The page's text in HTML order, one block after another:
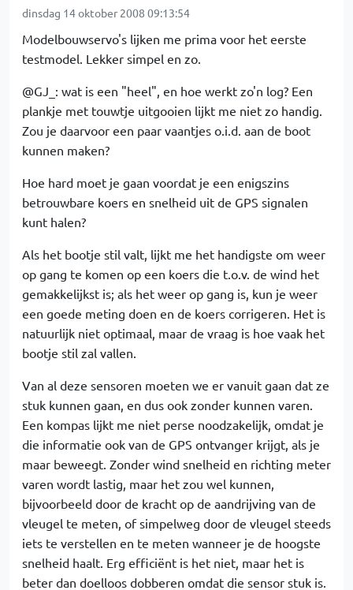
dinsdag 14 oktober 2008 09:13:54
Modelbouwservo's lijken me prima voor het eerste
testmodel. Lekker simpel en zo.
@GJ_: wat is een "heel", en hoe werkt zo'n log? Een
plankje met touwtje uitgooien lijkt me niet zo handig.
Zou je daarvoor een paar vaantjes o.i.d. aan de boot
kunnen maken?
Hoe hard moet je gaan voordat je een enigszins
betrouwbare koers en snelheid uit de GPS signalen
kunt halen?
Als het bootje stil valt, lijkt me het handigste om weer
op gang te komen op een koers die t.o.v. de wind het
gemakkelijkst is; als het weer op gang is, kun je weer
een goede meting doen en de koers corrigeren. Het is
natuurlijk niet optimaal, maar de vraag is hoe vaak het
bootje stil zal vallen.
Van al deze sensoren moeten we er vanuit gaan dat ze
stuk kunnen gaan, en dus ook zonder kunnen varen.
Een kompas lijkt me niet perse noodzakelijk, omdat je
die informatie ook van de GPS ontvanger krijgt, als je
maar beweegt. Zonder wind snelheid en richting meter
varen wordt lastig, maar het zou wel kunnen,
bijvoorbeeld door de kracht op de aandrijving van de
vleugel te meten, of simpelweg door de vleugel steeds
iets te verstellen en te meten wanneer je de hoogste
snelheid haalt. Erg efficiënt is het niet, maar het is
beter dan doelloos dobberen omdat die sensor stuk is.